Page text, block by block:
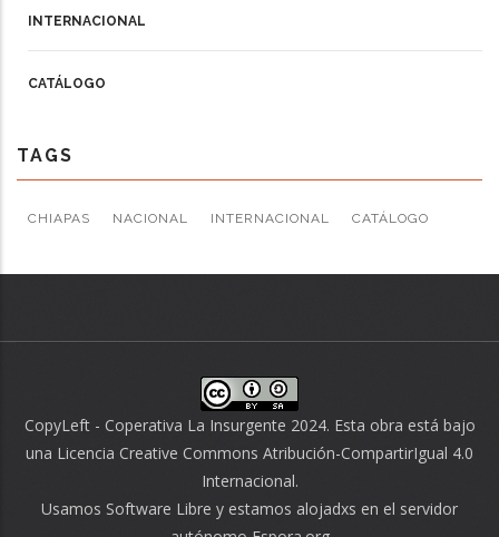
INTERNACIONAL
CATÁLOGO
TAGS
CHIAPAS NACIONAL INTERNACIONAL CATÁLOGO
CopyLeft - Coperativa La Insurgente 2024. Esta obra está bajo
una Licencia Creative Commons Atribución-CompartirIgual 4.0
Internacional.
Usamos Software Libre y estamos alojadxs en el servidor